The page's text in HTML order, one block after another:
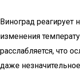
Виноград реагирует
изменения
расслабляется, что
даже